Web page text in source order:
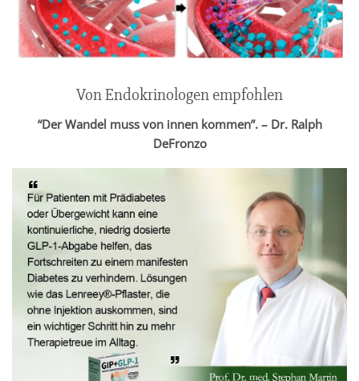
Von Endokrinologen empfohlen
“Der Wandel muss von innen kommen”. – Dr. Ralph
DeFronzo